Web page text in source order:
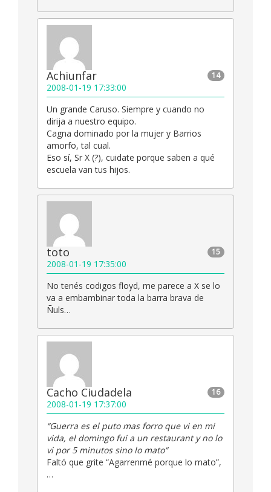
14
Achiunfar
2008-01-19 17:33:00
Un grande Caruso. Siempre y cuando no
dirija a nuestro equipo.
Cagna dominado por la mujer y Barrios
amorfo, tal cual.
Eso sí, Sr X (?), cuidate porque saben a qué
escuela van tus hijos.
15
toto
2008-01-19 17:35:00
No tenés codigos floyd, me parece a X se lo
va a embambinar toda la barra brava de
Ñuls…
16
Cacho Ciudadela
2008-01-19 17:37:00
“Guerra es el puto mas forro que vi en mi
vida, el domingo fui a un restaurant y no lo
vi por 5 minutos sino lo mato“
Faltó que grite “Agarrenmé porque lo mato”,
…